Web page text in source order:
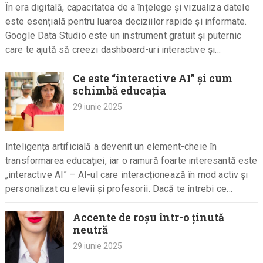
În era digitală, capacitatea de a înțelege și vizualiza datele
este esențială pentru luarea deciziilor rapide și informate.
Google Data Studio este un instrument gratuit și puternic
care te ajută să creezi dashboard-uri interactive și…
Ce este “interactive AI” și cum
schimbă educația
29 iunie 2025
Inteligența artificială a devenit un element-cheie în
transformarea educației, iar o ramură foarte interesantă este
„interactive AI” – AI-ul care interacționează în mod activ și
personalizat cu elevii și profesorii. Dacă te întrebi ce
Accente de roșu într-o ținută
neutră
29 iunie 2025